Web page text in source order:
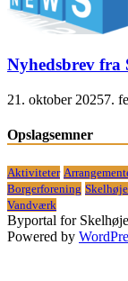
Nyhedsbrev fra
21. oktober 20257.
Opslagsemner
Aktiviteter
Borgerforening
Vandværk
Byportal for
Powered by